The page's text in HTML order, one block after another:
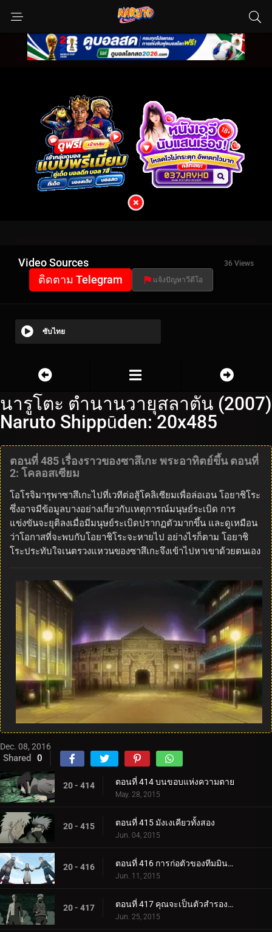
Video Sources 36 Views
ติดตาม Telegram แจ้งปัญหาวีดีโอ
ซับไทย
นารูโตะ ตำนานวายุสลาตัน (2007)
Naruto Shippūden: 20x485
ตอนที่ 485 เรื่องราวของซาสึเกะ พระอาทิตย์ขึ้น ตอนที่
2: โคลอสเซียม
โอโรจิมารุพาซาสึเกะไปที่เวทีต่อสู้โคลิเซียมเพื่อล่อเอน โอยาชิโระ
ซึ่งอาจมีข้อมูลบางอย่างเกี่ยวกับเหตุการณ์มนุษย์ระเบิด การ
แข่งขันจะยุติลงเมื่อมีมนุษย์ระเบิดปรากฏตัวมากขึ้น และดูเหมือน
ว่าโอกาสที่จะพบกับโอยาชิโระจะหายไป อย่างไรก็ตาม โอยาชิ
โระประทับใจเนตรวงแหวนของซาสึเกะจึงเข้าไปหาเขาด้วยตนเอง
Dec. 08, 2016
Shared 0
20 - 414 ตอนที่ 414 บนขอบแห่งความตาย
May. 28, 2015
20 - 415 ตอนที่ 415 มังเงเคียวทั้งสอง
Jun. 04, 2015
20 - 416 ตอนที่ 416 การก่อตัวของทีมมินาโตะ
Jun. 11, 2015
20 - 417 ตอนที่ 417 คุณจะเป็นตัวสำรองของฉัน
Jun. 25, 2015